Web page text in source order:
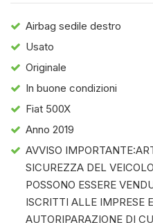
Airbag sedile destro
Usato
Originale
In buone condizioni
Fiat 500X
Anno 2019
AVVISO
SICUREZZA DEL
POSSONO ESSERE
ISCRITTI ALLE IMPRESE
AUTORIPARAZIONE DI